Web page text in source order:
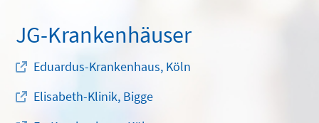
JG-Krankenhäuser
Eduardus-Krankenhaus, Köln
Elisabeth-Klinik, Bigge